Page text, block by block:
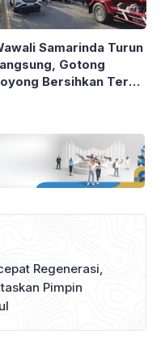
Samarinda Turun
Gotong
Bersihkan Teras
Regenerasi,
Pimpin